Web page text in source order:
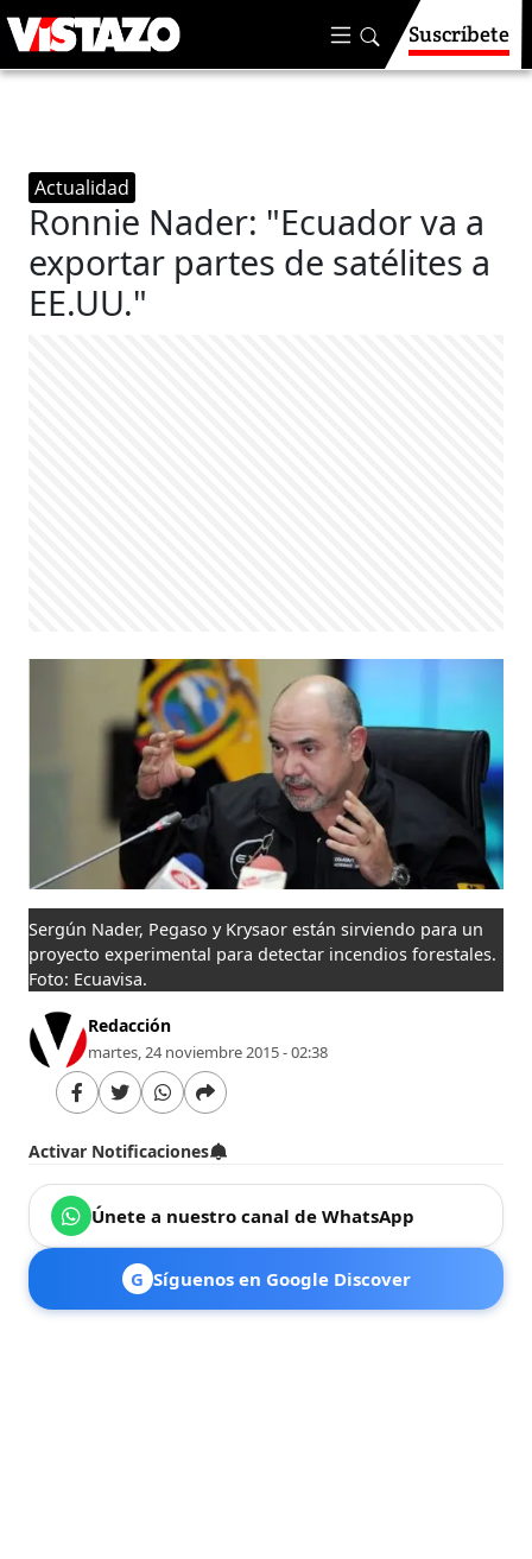
Suscríbete
Actualidad
Ronnie Nader: "Ecuador va a
exportar partes de satélites a
EE.UU."
Sergún Nader, Pegaso y Krysaor están sirviendo para un
proyecto experimental para detectar incendios forestales.
Foto: Ecuavisa.
Redacción
martes, 24 noviembre 2015 - 02:38
Activar Notificaciones
Únete a nuestro canal de WhatsApp
G Síguenos en Google Discover